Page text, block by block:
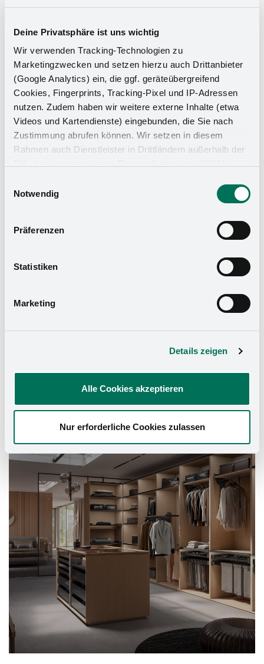
Deine Privatsphäre ist uns wichtig
Wir verwenden Tracking-Technologien zu
Marketingzwecken und setzen hierzu auch Drittanbieter
(Google Analytics) ein, die ggf. geräteübergreifend
Cookies, Fingerprints, Tracking-Pixel und IP-Adressen
nutzen. Zudem haben wir weitere externe Inhalte (etwa
Videos und Kartendienste) eingebunden, die Sie nach
Zustimmung abrufen können. Wir setzen in diesem
Rahmen auch Dienstleister in Drittländern außerhalb der
zu Sicherheits- und Überwachungszwecken zugreifen,
Rechtsmittel einlegen können. Mit Ihrer Einstellung
willigen Sie in die oben beschriebenen Vorgänge ein. Sie
widerrufen. Mehr Informationen finden Sie in unserer
Impressum.
Notwendig
Präferenzen
Statistiken
Marketing
Details zeigen
Alle Cookies akzeptieren
Nur erforderliche Cookies zulassen
Schrank-Ausstattung